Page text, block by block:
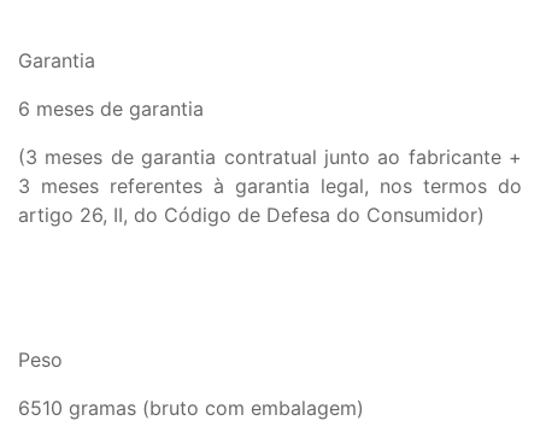
Garantia
6 meses de garantia
(3 meses de garantia contratual junto ao fabricante +
3 meses referentes à garantia legal, nos termos do
artigo 26, II, do Código de Defesa do Consumidor)
Peso
6510 gramas (bruto com embalagem)